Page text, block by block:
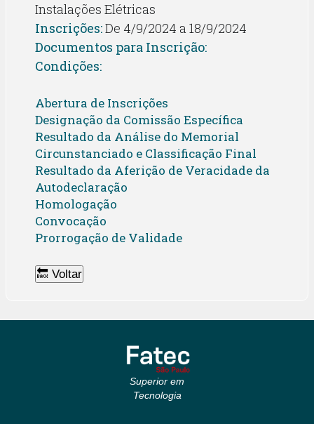
Instalações Elétricas
Inscrições:De 4/9/2024 a 18/9/2024
Documentos para Inscrição:
Condições:
Abertura de Inscrições
Designação da Comissão Específica
Resultado da Análise do Memorial
Circunstanciado e Classificação Final
Resultado da Aferição de Veracidade da
Autodeclaração
Homologação
Convocação
Prorrogação de Validade
🔙 Voltar
Superior em
Tecnologia